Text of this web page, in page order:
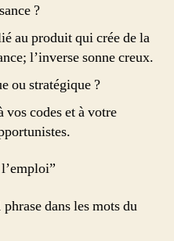
?
au produit qui crée de la
l’inverse sonne creux.
ou stratégique ?
vos codes et à votre
dans les mots du